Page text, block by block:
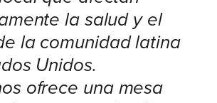
la salud y el
la comunidad latina
Unidos.
ofrece una mesa